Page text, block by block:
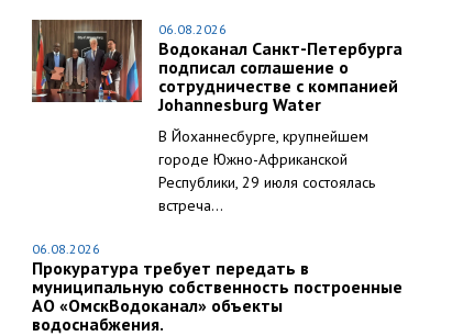
06.08.2026
Водоканал Санкт-Петербурга
подписал соглашение о
сотрудничестве с компанией
Johannesburg Water
В Йоханнесбурге, крупнейшем
городе Южно-Африканской
Республики, 29 июля состоялась
встреча...
06.08.2026
Прокуратура требует передать в
муниципальную собственность построенные
АО «ОмскВодоканал» объекты
водоснабжения.